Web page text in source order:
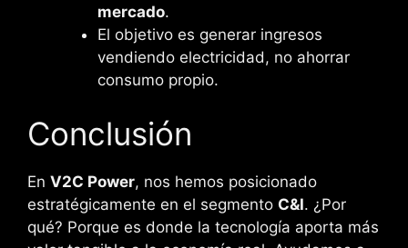
mercado.
El objetivo es generar ingresos
vendiendo electricidad, no ahorrar
consumo propio.
Conclusión
En V2C Power, nos hemos posicionado
estratégicamente en el segmento C&I. ¿Por
qué? Porque es donde la tecnología aporta más